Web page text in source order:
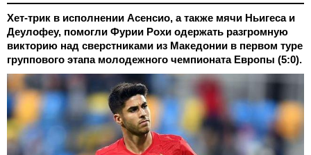
Хет-трик в исполнении Асенсио, а также мячи Ньигеса и
Деулофеу, помогли Фурии Рохи одержать разгромную
викторию над сверстниками из Македонии в первом туре
группового этапа молодежного чемпионата Европы (5:0).